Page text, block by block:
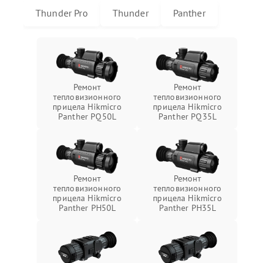
Thunder Pro Thunder Panther
Ремонт
тепловизионного
прицела Hikmicro
Panther PQ50L
Ремонт
тепловизионного
прицела Hikmicro
Panther PQ35L
Ремонт
тепловизионного
прицела Hikmicro
Panther PH50L
Ремонт
тепловизионного
прицела Hikmicro
Panther PH35L